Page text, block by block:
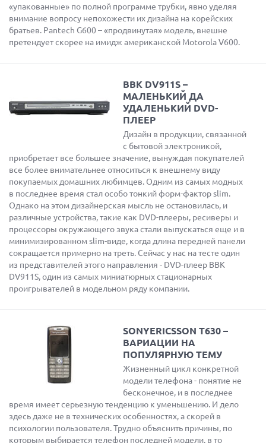
«упакованные» по полной программе трубки, явно уделяя
внимание вопросу непохожести их дизайна на корейских
братьев. Pantech G600 – «продвинутая» модель, внешне
претендует скорее на имидж американской Motorola V600.
BBK DV911S –
МАЛЕНЬКИЙ ДА
УДАЛЕНЬКИЙ DVD-
ПЛЕЕР
Дизайн в продукции, связанной
с бытовой электроникой,
приобретает все большее значение, вынуждая покупателей
все более внимательнее относиться к внешнему виду
покупаемых домашних любимцев. Одним из самых модных
в последнее время стал особо тонкий форм-фактор slim.
Однако на этом дизайнерская мысль не остановилась, и
различные устройства, такие как DVD-плееры, ресиверы и
процессоры окружающего звука стали выпускаться еще и в
минимизированном slim-виде, когда длина передней панели
сокращается примерно на треть. Сейчас у нас на тесте один
из представителей этого направления - DVD-плеер BBK
DV911S, один из самых миниатюрных стационарных
проигрывателей в модельном ряду компании.
SONYERICSSON T630 –
ВАРИАЦИИ НА
ПОПУЛЯРНУЮ ТЕМУ
Жизненный цикл конкретной
модели телефона - понятие не
бесконечное, и в последнее
время имеет серьезную тенденцию к уменьшению. И дело
здесь даже не в технических особенностях, а скорей в
психологии пользователя. Трудно объяснить причины, по
которым выбирается телефон последней модели, в то